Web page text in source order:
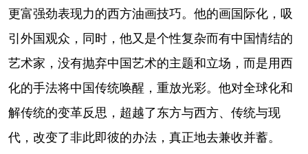
更富强劲表现力的西方油画技巧。他的画国际化，吸
引外国观众，同时，他又是个性复杂而有中国情结的
艺术家，没有抛弃中国艺术的主题和立场，而是用西
化的手法将中国传统唤醒，重放光彩。他对全球化和
解传统的变革反思，超越了东方与西方、传统与现
代，改变了非此即彼的办法，真正地去兼收并蓄。